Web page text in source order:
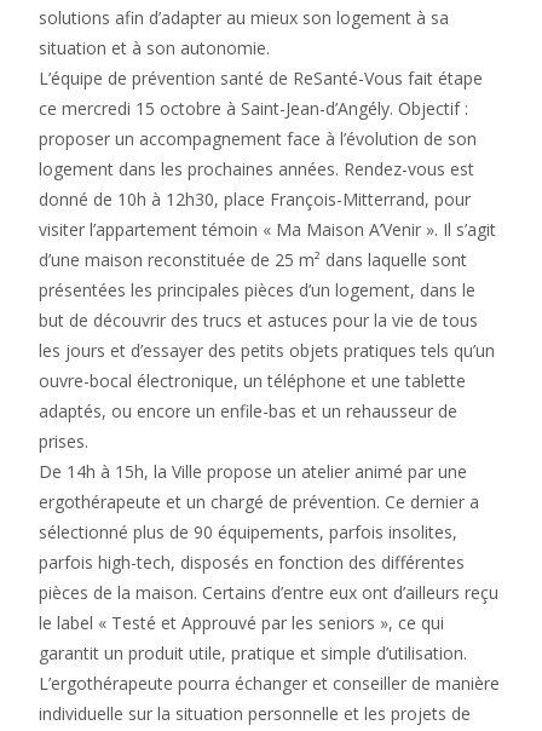
solutions afin d’adapter au mieux son logement à sa
situation et à son autonomie.
L’équipe de prévention santé de ReSanté-Vous fait étape
ce mercredi 15 octobre à Saint-Jean-d’Angély. Objectif :
proposer un accompagnement face à l’évolution de son
logement dans les prochaines années. Rendez-vous est
donné de 10h à 12h30, place François-Mitterrand, pour
visiter l’appartement témoin « Ma Maison A’Venir ». Il s’agit
d’une maison reconstituée de 25 m² dans laquelle sont
présentées les principales pièces d’un logement, dans le
but de découvrir des trucs et astuces pour la vie de tous
les jours et d’essayer des petits objets pratiques tels qu’un
ouvre-bocal électronique, un téléphone et une tablette
adaptés, ou encore un enfile-bas et un rehausseur de
prises.
De 14h à 15h, la Ville propose un atelier animé par une
ergothérapeute et un chargé de prévention. Ce dernier a
sélectionné plus de 90 équipements, parfois insolites,
parfois high-tech, disposés en fonction des différentes
pièces de la maison. Certains d’entre eux ont d’ailleurs reçu
le label « Testé et Approuvé par les seniors », ce qui
garantit un produit utile, pratique et simple d’utilisation.
L’ergothérapeute pourra échanger et conseiller de manière
individuelle sur la situation personnelle et les projets de